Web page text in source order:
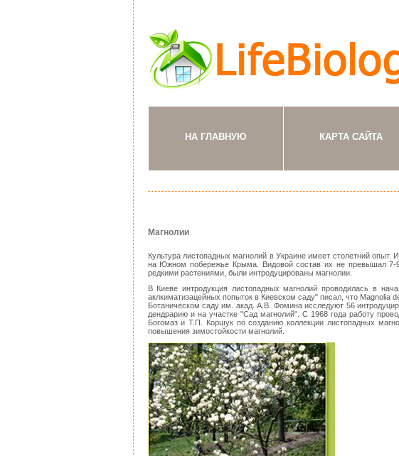
НА ГЛАВНУЮ КАРТА САЙТА
Магнолии
Культура листопадных магнолий в Украине имеет столетний
на Южном побережье Крыма. Видовой состав их не превышал 7-
редкими растениями, были интродуцированы магнолии.
В Киеве интродукция листопадных магнолий проводилась в
аклкиматизацейных попыток в Киевском саду" писал, что Magnolia
Ботаническом саду им. акад. А.В. Фомина исследуют 56
дендрарию и на участке "Сад магнолий". С 1968 года работу
Богомаз и Т.П. Коршук по созданию коллекции листопадных
повышения зимостойкости магнолий.